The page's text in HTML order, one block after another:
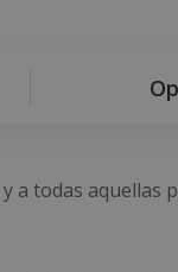
a todas aquellas